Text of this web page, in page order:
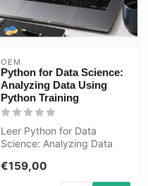
OEM
Python for Data Science:
Analyzing Data Using
Python Training
Leer Python for Data
Science: Analyzing Data
learning va...
€159,00